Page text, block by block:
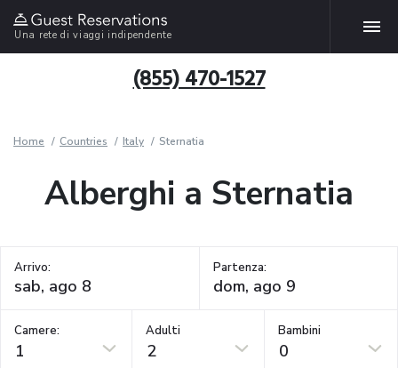
Una rete di viaggi indipendente
(855) 470-1527
Home Countries Italy Sternatia
Alberghi a Sternatia
Arrivo: Partenza:
Camere:
1
Adulti
2
Bambini
0